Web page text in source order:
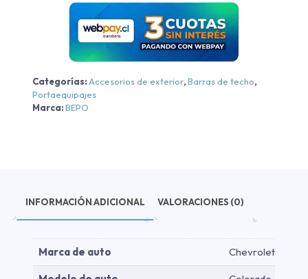
Categorías: Accesorios de exterior,Barras de techo,
Portaequipajes
Marca:BEPO
INFORMACIÓN ADICIONAL VALORACIONES (0)
Marca de auto Chevrolet